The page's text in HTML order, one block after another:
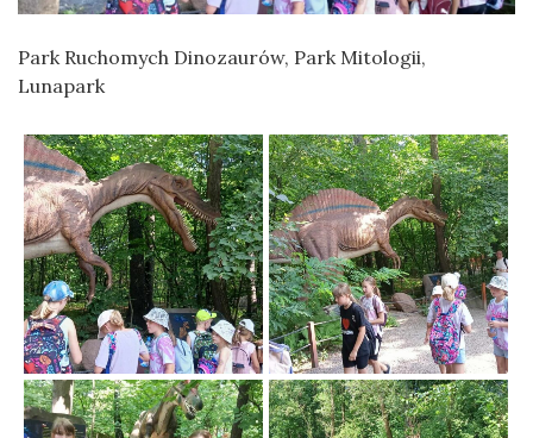
Park Ruchomych Dinozaurów, Park Mitologii,
Lunapark